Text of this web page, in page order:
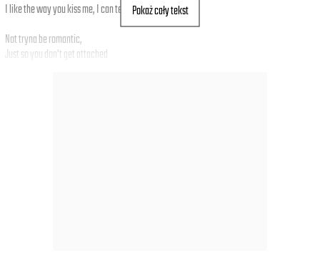
Pokaż cały tekst
I like the way you kiss me, I can tell you miss me
Not tryna be romantic,
Just so you don't get attached